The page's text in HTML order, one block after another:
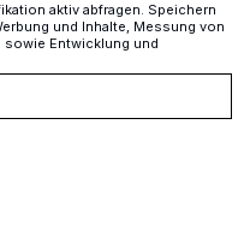
aktiv abfragen. Speichern
und Inhalte, Messung von
Entwicklung und